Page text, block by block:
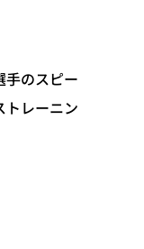
手のスピー
トレーニン